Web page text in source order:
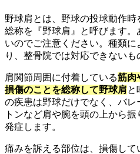
野球肩とは、野球の投球動作
総称を『野球肩』と呼びます
いのでご注意ください。種類
り、整骨院では対応できないも
肩関節周囲に付着している筋肉
損傷のことを総称して野球肩と
の疾患は野球だけでなく、バ
トンなど肩や腕を頭の上から
発症します。
痛みを訴える部位は、損傷し